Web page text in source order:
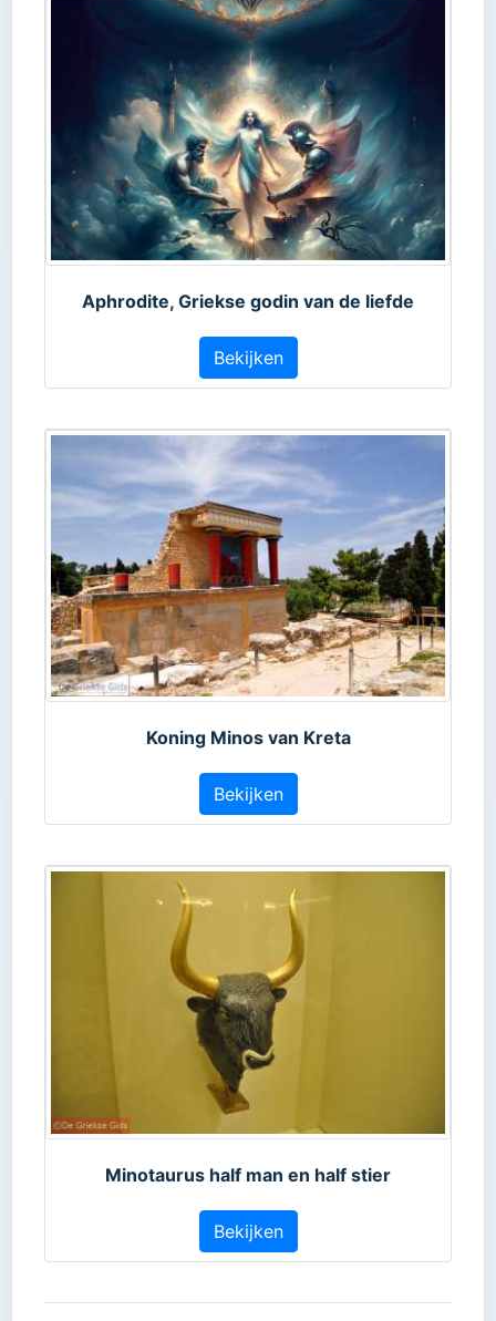
Aphrodite, Griekse godin van de liefde
Bekijken
Koning Minos van Kreta
Bekijken
Minotaurus half man en half stier
Bekijken